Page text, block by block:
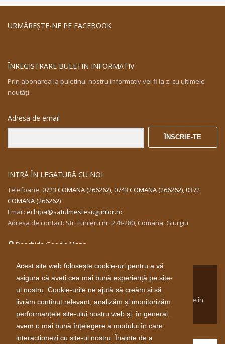
Acest site web folosește cookie-uri pentru a vă
asigura că aveți cea mai bună experiență pe site-
ul nostru. Cookie-urile ne ajută să creăm și să
livrăm conținut relevant, analizăm și monitorizăm
performanțele site-ului nostru web și, în general,
avem o mai bună înțelegere a modului în care
interacționezi cu site-ul nostru. Înainte de a
URMĂREŞTE-NE PE FACEBOOK
ÎNREGISTRARE BULETIN INFORMATIV
Prin abonarea la buletinul nostru informativ vei fi la zi cu ultimele
noutăţi.
Adresa de email
ÎNSCRIE-TE
INTRĂ ÎN LEGATURĂ CU NOI
Telefoane: 0723 COMANA (266262),0743 COMANA (266262),0372
COMANA (266262)
Email: echipa@satulmestesugurilor.ro
Adresa de contact: Str. Funieru nr. 278-280, Comana, Giurgiu
Deschide Google Maps
Proiect susținut între aprilie 2014 și aprilie 2016 de către
Guvernul Norvegiei prin Mecanismul Financiar Norvegian
2009-2014 în cadrul domeniului de finanţare Inovare Verde în
Industria din Romania.